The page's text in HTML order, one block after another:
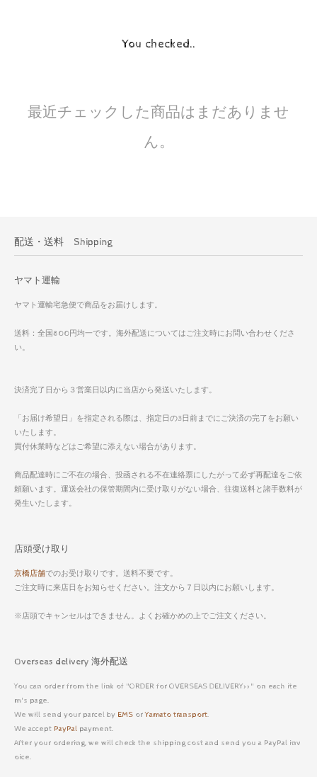
You checked..
最近チェックした商品はまだありませ
ん。
配送・送料 Shipping
ヤマト運輸
ヤマト運輸宅急便で商品をお届けします。
送料：全国800円均一です。海外配送についてはご注文時にお問い合わせくださ
い。
決済完了日から３営業日以内に当店から発送いたします。
「お届け希望日」を指定される際は、指定日の3日前までにご決済の完了をお願い
いたします。
買付休業時などはご希望に添えない場合があります。
商品配達時にご不在の場合、投函される不在連絡票にしたがって必ず再配達をご依
頼願います。運送会社の保管期間内に受け取りがない場合、往復送料と諸手数料が
発生いたします。
店頭受け取り
京橋店舗でのお受け取りです。送料不要です。
ご注文時に来店日をお知らせください。注文から７日以内にお願いします。
※店頭でキャンセルはできません。よくお確かめの上でご注文ください。
Overseas delivery 海外配送
You can order from the link of "ORDER for OVERSEAS DELIVERY>>" on each ite
m's page.
We will send your parcel by EMS orYamato transport.
We accept PayPal payment.
After your ordering, we will check the shipping cost and send you a PayPal inv
oice.